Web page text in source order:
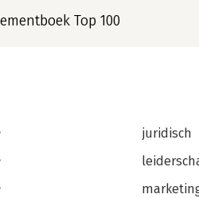
Top 100
juridisch